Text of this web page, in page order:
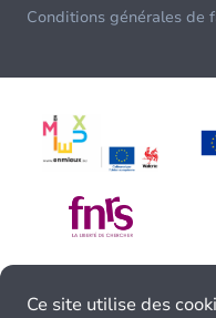
Conditions générales de
Ce site utilise des